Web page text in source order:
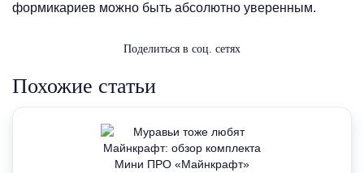
формикариев можно быть абсолютно уверенным.
Поделиться в соц. сетях
Похожие статьи